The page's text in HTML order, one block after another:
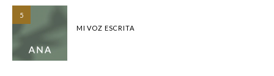
5
MI VOZ ESCRITA